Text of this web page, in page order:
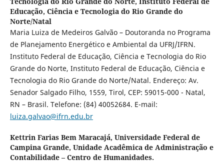
Educação, Ciência e Tecnologia do Rio Grande do
Norte/Natal
Maria Luiza de Medeiros Galvão – Doutoranda no Programa
de Planejamento Energético e Ambiental da UFRJ/IFRN.
Instituto Federal de Educação, Ciência e Tecnologia do Rio
Grande do Norte, Instituto Federal de Educação, Ciência e
Tecnologia do Rio Grande do Norte/Natal. Endereço: Av.
Senador Salgado Filho, 1559, Tirol, CEP: 59015-000 - Natal,
RN – Brasil. Telefone: (84) 40052684. E-mail:
luiza.galvao@ifrn.edu.br
Kettrin Farias Bem Maracajá, Universidade Federal de
Campina Grande, Unidade Acadêmica de Administração e
Contabilidade – Centro de Humanidades.